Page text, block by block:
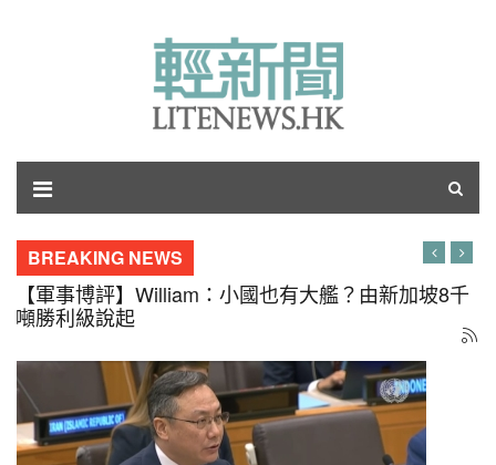
BREAKING NEWS
【軍事博評】William：小國也有大艦？由新加坡8千
噸勝利級說起